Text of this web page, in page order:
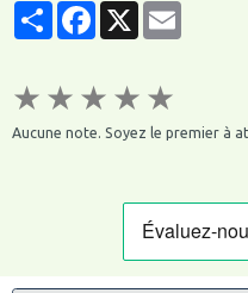
PartagerFacebook
X
★ ★ ★ ★ ★
Aucune note. Soyez le premier à